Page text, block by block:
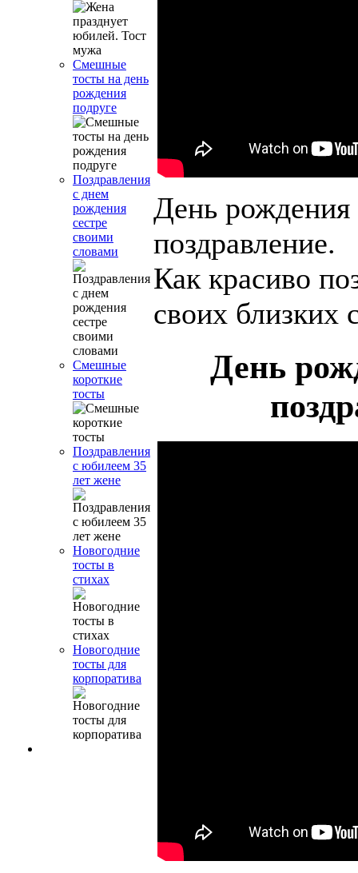
Смешные
тосты на день
рождения
подруге
Поздравления
с днем
рождения
сестре
своими
словами
Смешные
короткие
тосты
Поздравления
с юбилеем 35
лет жене
Новогодние
тосты в
стихах
Новогодние
тосты для
корпоратива
День рождения
поздравление.
Как красиво
своих близких
День